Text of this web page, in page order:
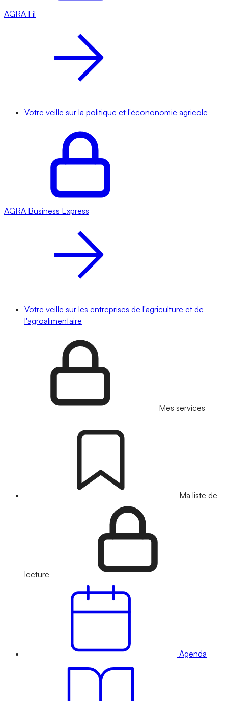
AGRA Fil
Votre veille sur la politique et l'écononomie agricole
AGRA Business Express
Votre veille sur les entreprises de l'agriculture et de
l'agroalimentaire
Mes services
Ma liste de
lecture
Agenda